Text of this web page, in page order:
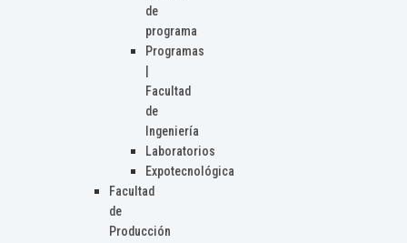
de
programa
Programas
Facultad
de
Ingeniería
Laboratorios
Expotecnológica
Facultad
de
Producción